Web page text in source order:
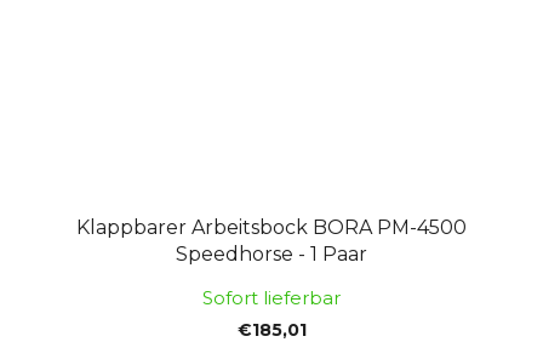
Klappbarer Arbeitsbock BORA PM-4500
Speedhorse - 1 Paar
Sofort lieferbar
€185,01